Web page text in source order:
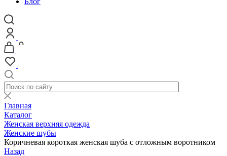
Главная
Каталог
Женская верхняя одежда
Женские шубы
Коричневая короткая женская шуба с отложным воротником
Назад